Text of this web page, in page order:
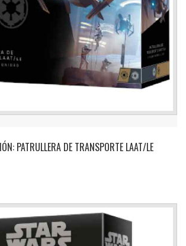
PATRULLERA DE TRANSPORTE LAAT/LE